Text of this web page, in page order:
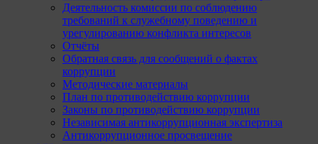
Деятельность комиссии по соблюдению
требований к служебному поведению и
урегулированию конфликта интересов
Отчёты
Обратная связь для сообщений о фактах
коррупции
Методические материалы
План по противодействию коррупции
Законы по противодействию коррупции
Независимая антикоррупционная экспертиза
Антикоррупционное просвещение